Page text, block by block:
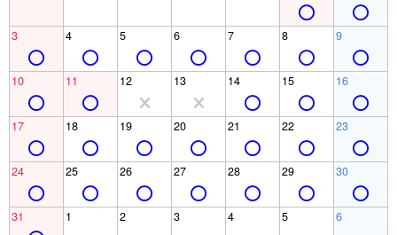
3 4 5 6 7 8 9
10 11 12 13 14 15 16
17 18 19 20 21 22 23
24 25 26 27 28 29 30
31 1 2 3 4 5 6